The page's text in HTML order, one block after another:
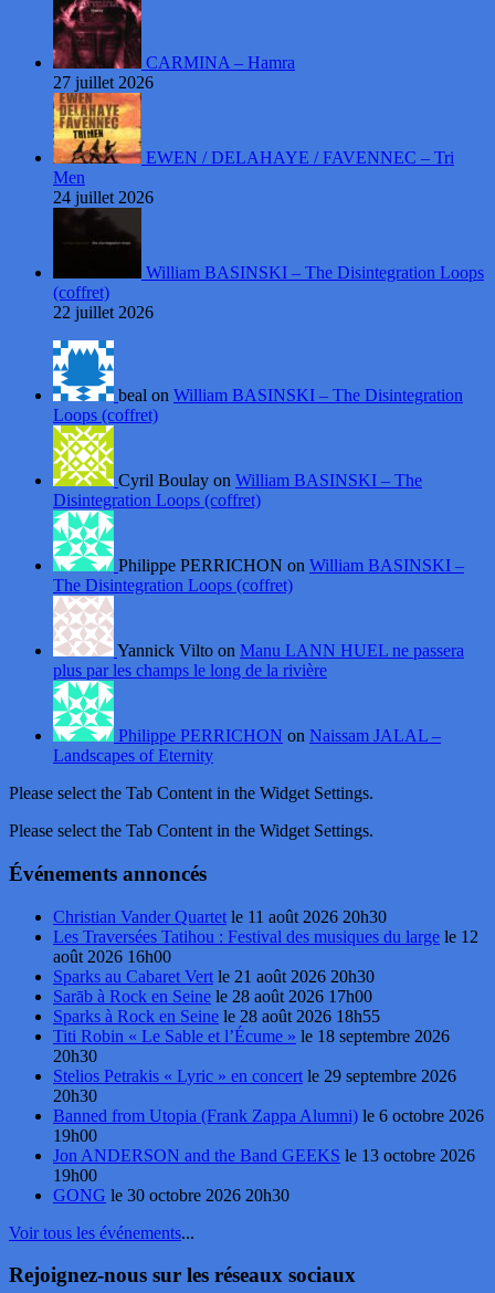
CARMINA – Hamra
27 juillet 2026
EWEN / DELAHAYE / FAVENNEC – Tri
Men
24 juillet 2026
William BASINSKI – The Disintegration Loops
(coffret)
22 juillet 2026
beal on William BASINSKI – The Disintegration
Loops (coffret)
Cyril Boulay on William BASINSKI – The
Disintegration Loops (coffret)
Philippe PERRICHON on William BASINSKI –
The Disintegration Loops (coffret)
Yannick Vilto on Manu LANN HUEL ne passera
plus par les champs le long de la rivière
Philippe PERRICHON on Naissam JALAL –
Landscapes of Eternity
Please select the Tab Content in the Widget Settings.
Please select the Tab Content in the Widget Settings.
Événements annoncés
Christian Vander Quartet le 11 août 2026 20h30
Les Traversées Tatihou : Festival des musiques du large le 12
août 2026 16h00
Sparks au Cabaret Vert le 21 août 2026 20h30
Sarāb à Rock en Seine le 28 août 2026 17h00
Sparks à Rock en Seine le 28 août 2026 18h55
Titi Robin « Le Sable et l’Écume » le 18 septembre 2026
20h30
Stelios Petrakis « Lyric » en concert le 29 septembre 2026
20h30
Banned from Utopia (Frank Zappa Alumni) le 6 octobre 2026
19h00
Jon ANDERSON and the Band GEEKS le 13 octobre 2026
19h00
GONG le 30 octobre 2026 20h30
Voir tous les événements...
Rejoignez-nous sur les réseaux sociaux